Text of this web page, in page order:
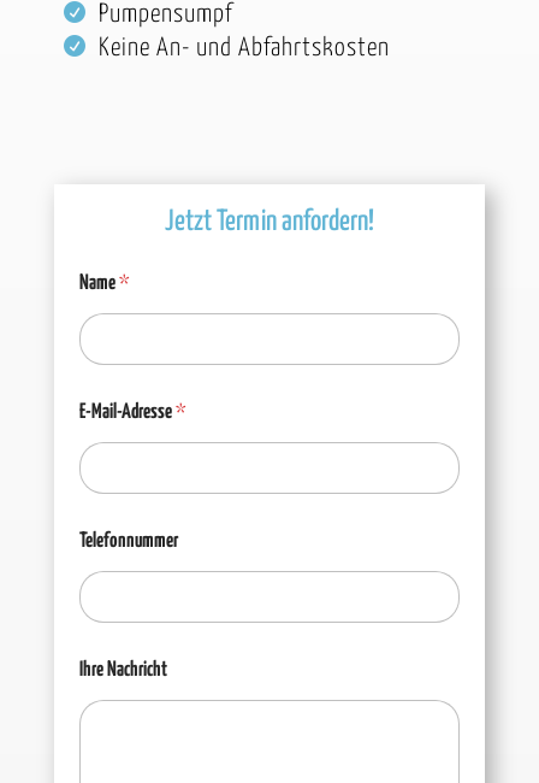
Pumpensumpf
Keine An- und Abfahrtskosten
Jetzt Termin anfordern!
Name*
E-Mail-Adresse*
Telefonnummer
Ihre Nachricht